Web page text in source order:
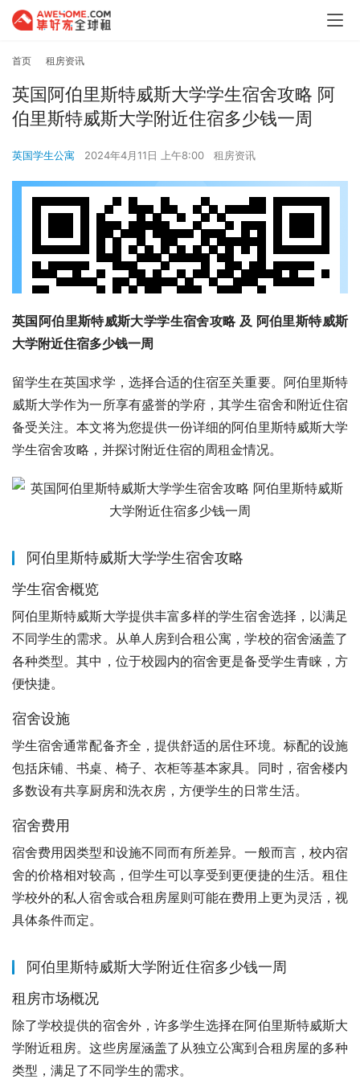
首页 租房资讯
英国阿伯里斯特威斯大学学生宿舍攻略 阿
伯里斯特威斯大学附近住宿多少钱一周
英国学生公寓 2024年4月11日 上午8:00 租房资讯
英国阿伯里斯特威斯大学学生宿舍攻略 及 阿伯里斯特威斯
大学附近住宿多少钱一周
留学生在英国求学，选择合适的住宿至关重要。阿伯里斯特
威斯大学作为一所享有盛誉的学府，其学生宿舍和附近住宿
备受关注。本文将为您提供一份详细的阿伯里斯特威斯大学
学生宿舍攻略，并探讨附近住宿的周租金情况。
阿伯里斯特威斯大学学生宿舍攻略
学生宿舍概览
阿伯里斯特威斯大学提供丰富多样的学生宿舍选择，以满足
不同学生的需求。从单人房到合租公寓，学校的宿舍涵盖了
各种类型。其中，位于校园内的宿舍更是备受学生青睐，方
便快捷。
宿舍设施
学生宿舍通常配备齐全，提供舒适的居住环境。标配的设施
包括床铺、书桌、椅子、衣柜等基本家具。同时，宿舍楼内
多数设有共享厨房和洗衣房，方便学生的日常生活。
宿舍费用
宿舍费用因类型和设施不同而有所差异。一般而言，校内宿
舍的价格相对较高，但学生可以享受到更便捷的生活。租住
学校外的私人宿舍或合租房屋则可能在费用上更为灵活，视
具体条件而定。
阿伯里斯特威斯大学附近住宿多少钱一周
租房市场概况
除了学校提供的宿舍外，许多学生选择在阿伯里斯特威斯大
学附近租房。这些房屋涵盖了从独立公寓到合租房屋的多种
类型，满足了不同学生的需求。